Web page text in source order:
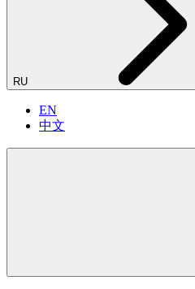
RU
EN
中文